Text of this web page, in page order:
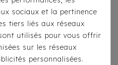
sociaux et la pertinence
tiers liés aux réseaux
utilisés pour vous offrir
sur les réseaux
personnalisées.